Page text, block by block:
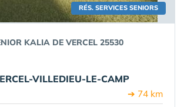
RÉS. SERVICES SENIORS
KALIA DE VERCEL 25530
VILLEDIEU-LE-CAMP
➔ 74 km